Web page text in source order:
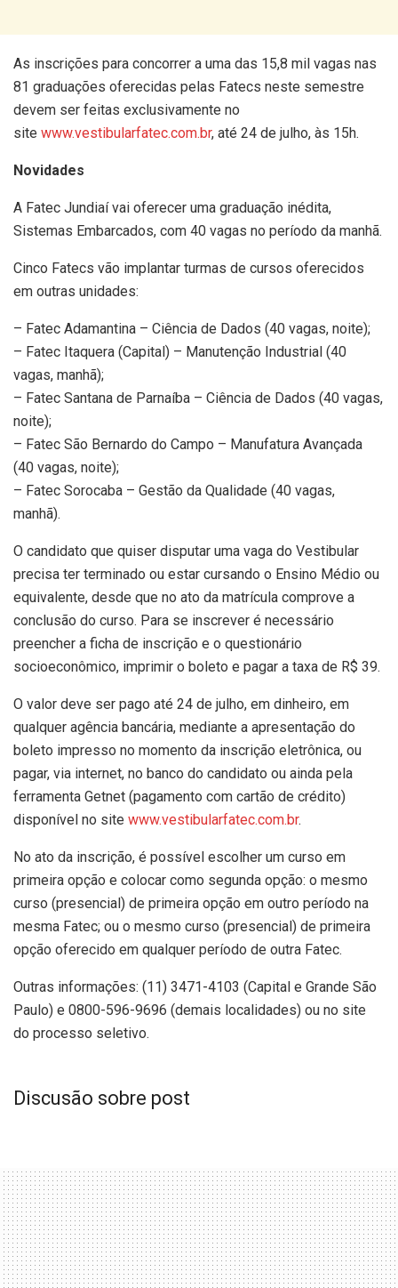
As inscrições para concorrer a uma das 15,8 mil vagas nas
81 graduações oferecidas pelas Fatecs neste semestre
devem ser feitas exclusivamente no
site www.vestibularfatec.com.br, até 24 de julho, às 15h.
Novidades
A Fatec Jundiaí vai oferecer uma graduação inédita,
Sistemas Embarcados, com 40 vagas no período da manhã.
Cinco Fatecs vão implantar turmas de cursos oferecidos
em outras unidades:
– Fatec Adamantina – Ciência de Dados (40 vagas, noite);
– Fatec Itaquera (Capital) – Manutenção Industrial (40
vagas, manhã);
– Fatec Santana de Parnaíba – Ciência de Dados (40 vagas,
noite);
– Fatec São Bernardo do Campo – Manufatura Avançada
(40 vagas, noite);
– Fatec Sorocaba – Gestão da Qualidade (40 vagas,
manhã).
O candidato que quiser disputar uma vaga do Vestibular
precisa ter terminado ou estar cursando o Ensino Médio ou
equivalente, desde que no ato da matrícula comprove a
conclusão do curso. Para se inscrever é necessário
preencher a ficha de inscrição e o questionário
socioeconômico, imprimir o boleto e pagar a taxa de R$ 39.
O valor deve ser pago até 24 de julho, em dinheiro, em
qualquer agência bancária, mediante a apresentação do
boleto impresso no momento da inscrição eletrônica, ou
pagar, via internet, no banco do candidato ou ainda pela
ferramenta Getnet (pagamento com cartão de crédito)
disponível no site www.vestibularfatec.com.br.
No ato da inscrição, é possível escolher um curso em
primeira opção e colocar como segunda opção: o mesmo
curso (presencial) de primeira opção em outro período na
mesma Fatec; ou o mesmo curso (presencial) de primeira
opção oferecido em qualquer período de outra Fatec.
Outras informações: (11) 3471-4103 (Capital e Grande São
Paulo) e 0800-596-9696 (demais localidades) ou no site
do processo seletivo.
Discusão sobre post